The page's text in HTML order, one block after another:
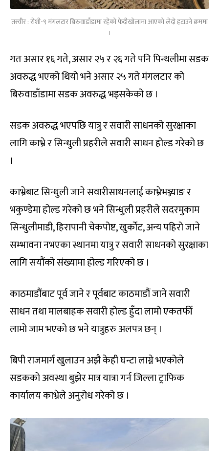
तस्वीर : रोशी-९ मंगलटार बिरुवाडाँडामा रहेको फेदीखोलामा आएको लेदो हटाउने क्रममा
।
गत असार १६ गते, असार २५ र २६ गते पनि पिन्थलीमा सडक
अवरुद्ध भएको थियो भने असार २५ गते मंगलटार को
बिरुवाडाँडामा सडक अवरुद्ध भइसकेको छ ।
सडक अवरुद्ध भएपछि यात्रु र सवारी साधनको सुरक्षाका
लागि काभ्रे र सिन्धुली प्रहरीले सवारी साधन होल्ड गरेको छ
।
काभ्रेबाट सिन्धुली जाने सवारीसाधनलाई काभ्रेभञ्ज्याङ र
भकुण्डेमा होल्ड गरेको छ भने सिन्धुली प्रहरीले सदरमुकाम
सिन्धुलीमाडी, हिरापानी चेकपोष्ट, खुर्कोट, अन्य पहिरो जाने
सम्भावना नभएका स्थानमा यात्रु र सवारी साधनको सुरक्षाका
लागि सयौंको संख्यामा होल्ड गरिएको छ ।
काठमाडौंबाट पूर्व जाने र पूर्वबाट काठमाडौं जाने सवारी
साधन तथा मालबाहक सवारी होल्ड हुँदा लामो एकतर्फी
लामो जाम भएको छ भने यात्रुहरु अलपत्र छन् ।
बिपी राजमार्ग खुलाउन अझै केही घन्टा लाग्ने भएकोले
सडकको अवस्था बुझेर मात्र यात्रा गर्न जिल्ला ट्राफिक
कार्यालय काभ्रेले अनुरोध गरेको छ ।